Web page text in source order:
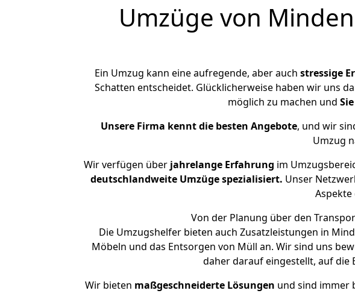
Umzüge von
Ein Umzug kann eine aufregende, aber auch stressige
Schatten entscheidet. Glücklicherweise haben wir uns
möglich zu machen und
Unsere Firma kennt die besten Angebote, und wir
Umzug
Wir verfügen über jahrelange Erfahrung im
deutschlandweite Umzüge spezialisiert. Unser
Von der Planung über den
Die Umzugshelfer bieten auch Zusatzleistungen in
Möbeln und das Entsorgen von Müll an. Wir sind uns
daher darauf eingestellt, auf die
Wir bieten maßgeschneiderte Lösungen und sind immer